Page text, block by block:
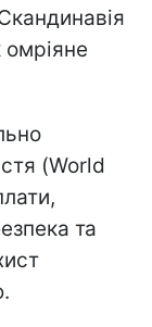
(World
та